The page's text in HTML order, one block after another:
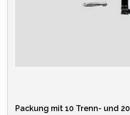
Packung mit 10 Trenn- und 20